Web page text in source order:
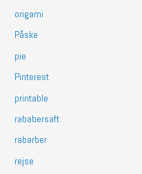
origami
Påske
pie
Pinterest
printable
rababersaft
rabarber
rejse